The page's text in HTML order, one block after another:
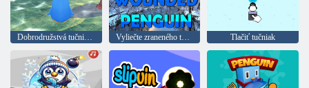
Dobrodružstvá tučniakov Vyliečte zraneného tučniaka Tlačiť tučniak